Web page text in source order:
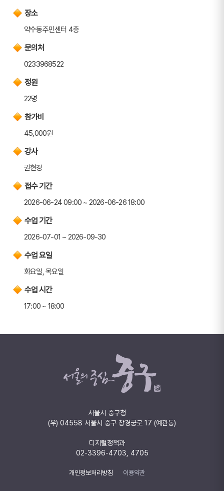
장소
약수동주민센터 4층
문의처
0233968522
정원
22명
참가비
45,000원
강사
권현경
접수 기간
2026-06-24 09:00 ~ 2026-06-26 18:00
수업 기간
2026-07-01 ~ 2026-09-30
수업 요일
화요일, 목요일
수업 시간
17:00 ~ 18:00
서울시 중구청
(우) 04558 서울시 중구 창경궁로 17 (예관동)
디지털정책과
02-3396-4703, 4705
개인정보처리방침 이용약관